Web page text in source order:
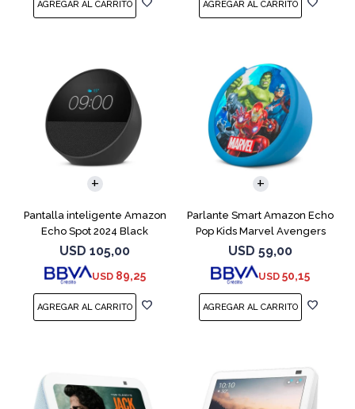
Pantalla inteligente Amazon
Echo Spot 2024 Black
USD 105,00
USD 89,25
Parlante Smart Amazon Echo
Pop Kids Marvel Avengers
USD 59,00
USD 50,15